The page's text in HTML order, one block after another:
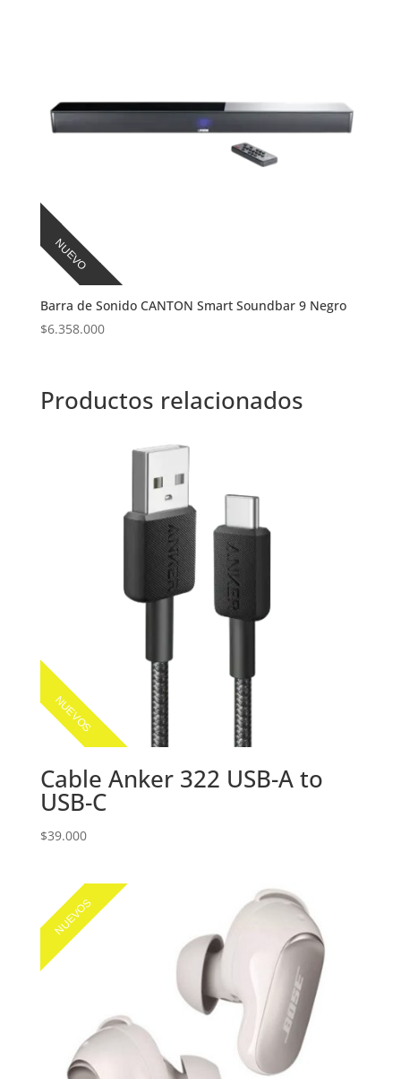
NUEVO
Barra de Sonido CANTON Smart Soundbar 9 Negro
$6.358.000
Productos relacionados
NUEVOS
Cable Anker 322 USB-A to
USB-C
$39.000
NUEVOS